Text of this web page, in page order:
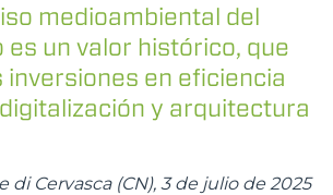
medioambiental del
es un valor histórico, que
inversiones en eficiencia
y arquitectura
di Cervasca (CN), 3 de julio de 2025